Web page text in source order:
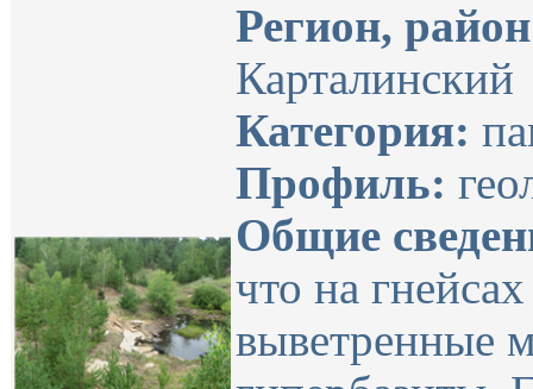
Регион,
Карталинский
Категория:
Профиль:
Общие
что на
выветренные